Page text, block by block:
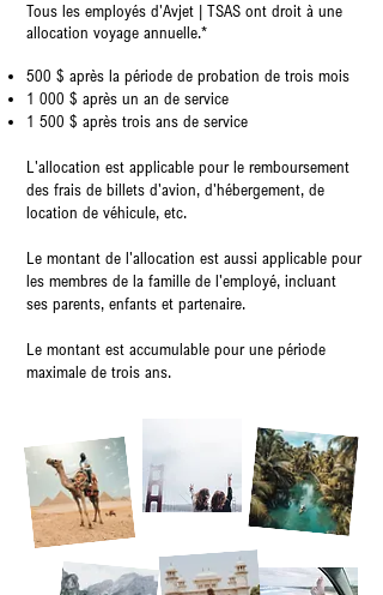
Tous les employés d'Avjet | TSAS ont droit à une
allocation voyage annuelle.*
500 $ après la période de probation de trois mois
1 000 $ après un an de service
1 500 $ après trois ans de service
L'allocation est applicable pour le remboursement
des frais de billets d'avion, d'hébergement, de
location de véhicule, etc.
Le montant de l'allocation est aussi applicable pour
les membres de la famille de l'employé, incluant
ses parents, enfants et partenaire.
Le montant est accumulable pour une période
maximale de trois ans.